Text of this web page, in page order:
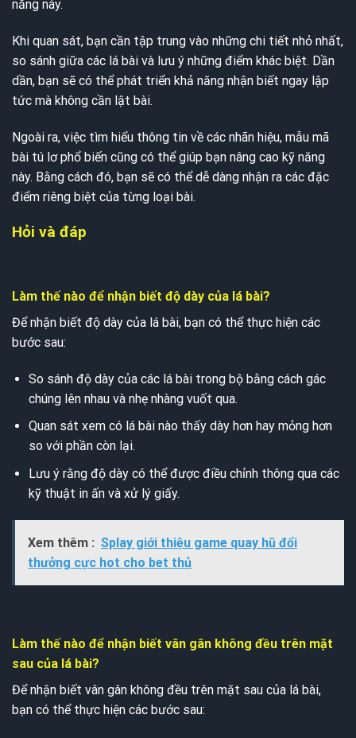
năng này.
Khi quan sát, bạn cần tập trung vào những chi tiết nhỏ nhất,
so sánh giữa các lá bài và lưu ý những điểm khác biệt. Dần
dần, bạn sẽ có thể phát triển khả năng nhận biết ngay lập
tức mà không cần lật bài.
Ngoài ra, việc tìm hiểu thông tin về các nhãn hiệu, mẫu mã
bài tú lơ phổ biến cũng có thể giúp bạn nâng cao kỹ năng
này. Bằng cách đó, bạn sẽ có thể dễ dàng nhận ra các đặc
điểm riêng biệt của từng loại bài.
Hỏi và đáp
Làm thế nào để nhận biết độ dày của lá bài?
Để nhận biết độ dày của lá bài, bạn có thể thực hiện các
bước sau:
So sánh độ dày của các lá bài trong bộ bằng cách gác
chúng lên nhau và nhẹ nhàng vuốt qua.
Quan sát xem có lá bài nào thấy dày hơn hay mỏng hơn
so với phần còn lại.
Lưu ý rằng độ dày có thể được điều chỉnh thông qua các
kỹ thuật in ấn và xử lý giấy.
Xem thêm : Splay giới thiệu game quay hũ đổi
thưởng cực hot cho bet thủ
Làm thế nào để nhận biết vân gân không đều trên mặt
sau của lá bài?
Để nhận biết vân gân không đều trên mặt sau của lá bài,
bạn có thể thực hiện các bước sau: